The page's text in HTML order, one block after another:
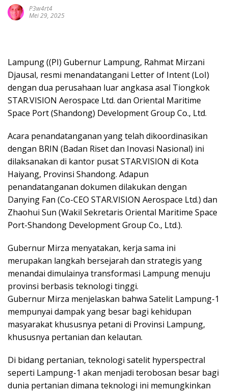
P3w4rt4
Mei 29, 2025
Lampung ((PI) Gubernur Lampung, Rahmat Mirzani
Djausal, resmi menandatangani Letter of Intent (LoI)
dengan dua perusahaan luar angkasa asal Tiongkok
STAR.VISION Aerospace Ltd. dan Oriental Maritime
Space Port (Shandong) Development Group Co., Ltd.
Acara penandatanganan yang telah dikoordinasikan
dengan BRIN (Badan Riset dan Inovasi Nasional) ini
dilaksanakan di kantor pusat STAR.VISION di Kota
Haiyang, Provinsi Shandong. Adapun
penandatanganan dokumen dilakukan dengan
Danying Fan (Co-CEO STAR.VISION Aerospace Ltd.) dan
Zhaohui Sun (Wakil Sekretaris Oriental Maritime Space
Port-Shandong Development Group Co., Ltd.).
Gubernur Mirza menyatakan, kerja sama ini
merupakan langkah bersejarah dan strategis yang
menandai dimulainya transformasi Lampung menuju
provinsi berbasis teknologi tinggi.
Gubernur Mirza menjelaskan bahwa Satelit Lampung-1
mempunyai dampak yang besar bagi kehidupan
masyarakat khususnya petani di Provinsi Lampung,
khususnya pertanian dan kelautan.
Di bidang pertanian, teknologi satelit hyperspectral
seperti Lampung-1 akan menjadi terobosan besar bagi
dunia pertanian dimana teknologi ini memungkinkan